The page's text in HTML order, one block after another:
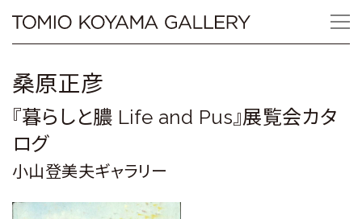
content
Tomio
Gallery
小
山
登
桑原正彦
『暮らしと膿 Life and Pus』展覧会カタ
ログ
小山登美夫ギャラリー